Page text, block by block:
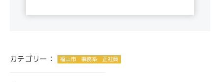
カテゴリー： 福山市 事務系 正社員